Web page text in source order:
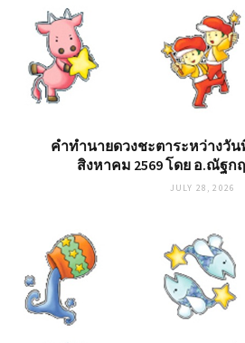
คำทำนายดวงชะตาระหว่างวัน
สิงหาคม 2569 โดย อ.ณัฐก
JULY 28, 2026